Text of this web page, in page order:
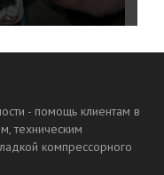
- помощь клиентам в
техническим
компрессорного